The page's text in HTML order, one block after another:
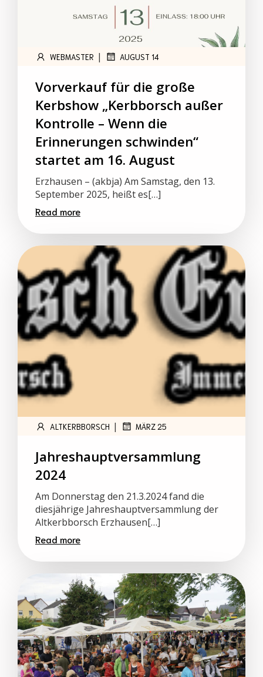
WEBMASTER | AUGUST 14
Vorverkauf für die große
Kerbshow „Kerbborsch außer
Kontrolle – Wenn die
Erinnerungen schwinden“
startet am 16. August
Erzhausen – (akbja) Am Samstag, den 13.
September 2025, heißt es[…]
Read more
ALTKERBBORSCH | MÄRZ 25
Jahreshauptversammlung
2024
Am Donnerstag den 21.3.2024 fand die
diesjährige Jahreshauptversammlung der
Altkerbborsch Erzhausen[…]
Read more